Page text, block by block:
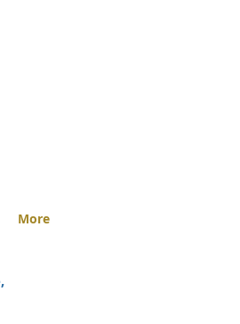
More